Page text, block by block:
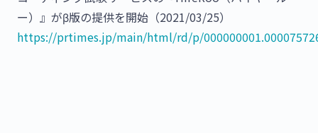
ー）』がβ版の提供を開始（2021/03/25）
https://prtimes.jp/main/html/rd/p/